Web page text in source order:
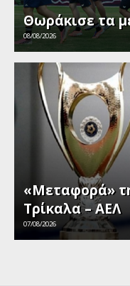
Θωράκισε τα
08/08/2026
«Μεταφορά»
Τρίκαλα – ΑΕΛ
07/08/2026